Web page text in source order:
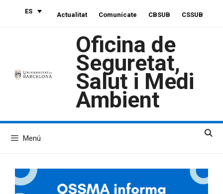
ES Actualitat Comunícate CBSUB CSSUB
Oficina de
Seguretat,
Salut i Medi
Ambient
Menú